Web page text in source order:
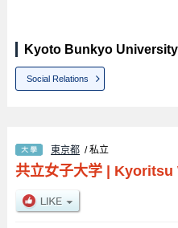
Kyoto Bunkyo University
Social Relations
東京都 / 私立
共立女子大学| Kyoritsu